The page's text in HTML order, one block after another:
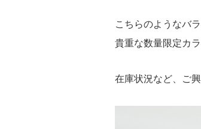
こちらのようなバ
貴重な数量限定カラ
在庫状況など、ご